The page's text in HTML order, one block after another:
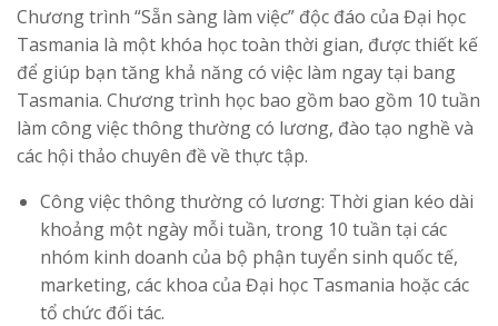
Chương trình “Sẵn sàng làm việc” độc đáo của Đại học
Tasmania là một khóa học toàn thời gian, được thiết kế
để giúp bạn tăng khả năng có việc làm ngay tại bang
Tasmania. Chương trình học bao gồm bao gồm 10 tuần
làm công việc thông thường có lương, đào tạo nghề và
các hội thảo chuyên đề về thực tập.
Công việc thông thường có lương: Thời gian kéo dài
khoảng một ngày mỗi tuần, trong 10 tuần tại các
nhóm kinh doanh của bộ phận tuyển sinh quốc tế,
marketing, các khoa của Đại học Tasmania hoặc các
tổ chức đối tác.